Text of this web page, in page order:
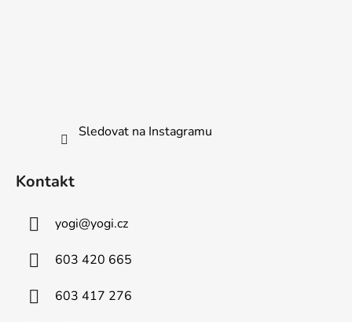
Sledovat na Instagramu
Kontakt
yogi@yogi.cz
603 420 665
603 417 276